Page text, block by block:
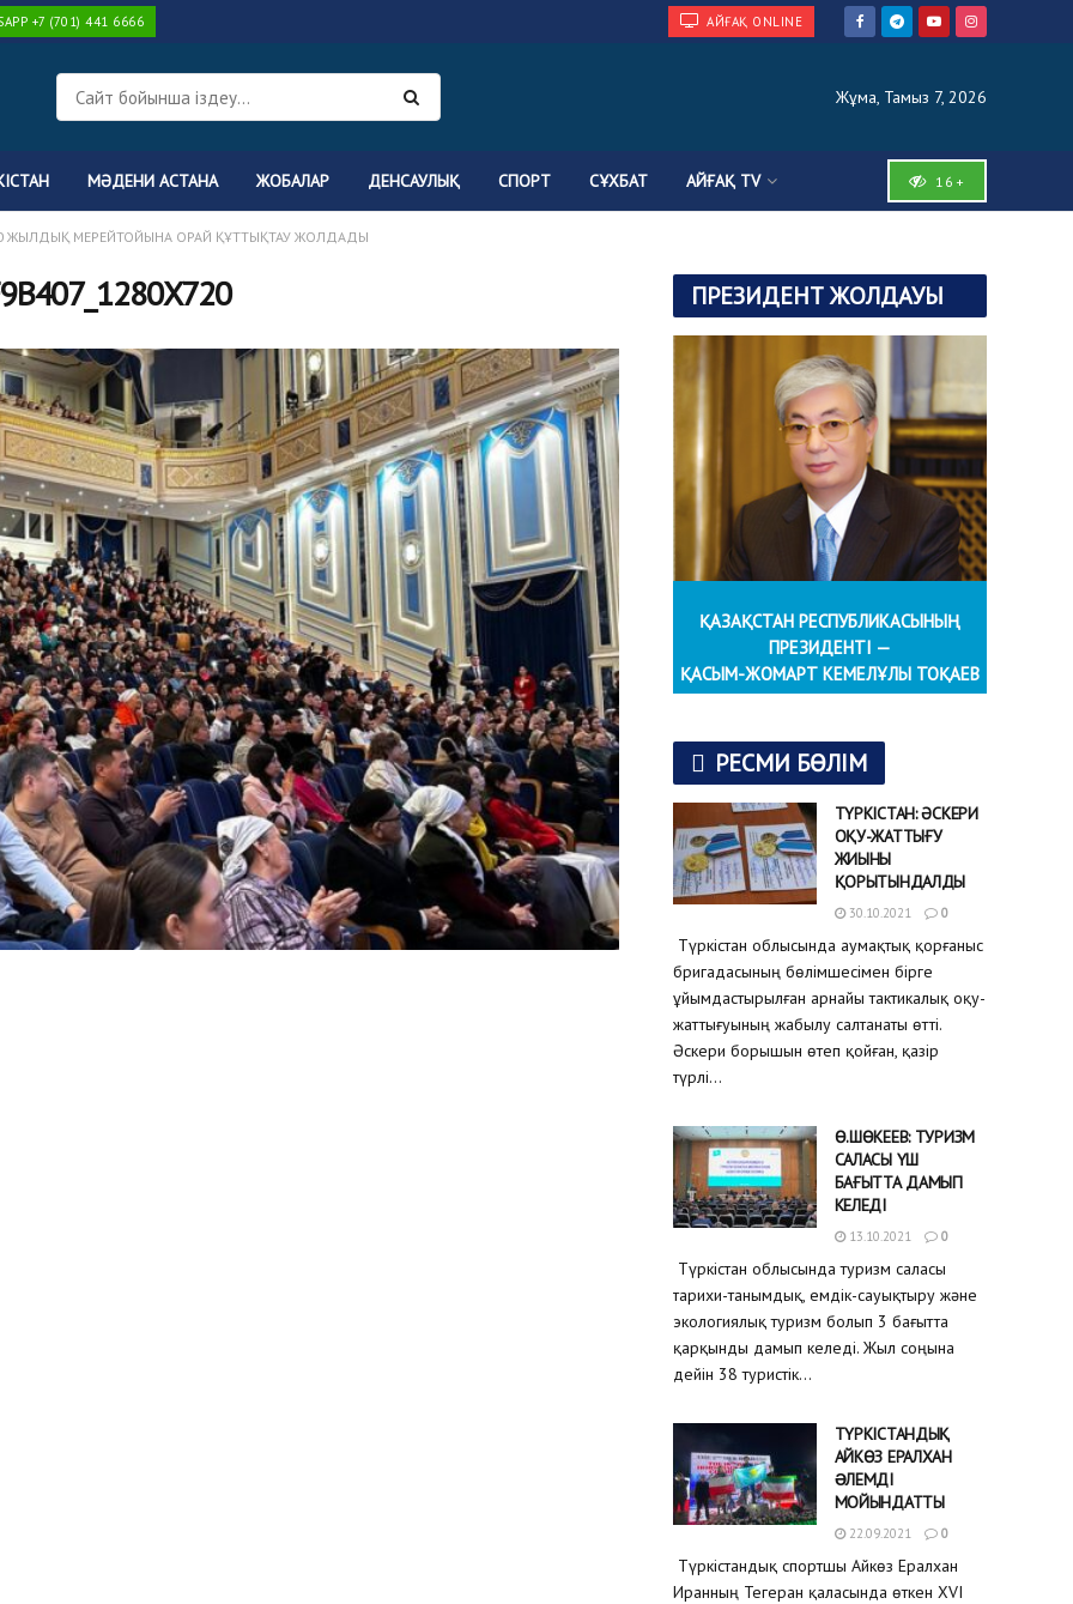
+7 (701) 441 6666 АЙҒАҚ ONLINE
Жұма, Тамыз 7, 2026
МӘДЕНИ АСТАНА ЖОБАЛАР ДЕНСАУЛЫҚ СПОРТ СҰХБАТ АЙҒАҚ TV 16+
ЖЫЛДЫҚ МЕРЕЙТОЙЫНА ОРАЙ ҚҰТТЫҚТАУ ЖОЛДАДЫ
ПРЕЗИДЕНТ ЖОЛДАУЫ
ҚАЗАҚСТАН РЕСПУБЛИКАСЫНЫҢ
ПРЕЗИДЕНТІ —
ҚАСЫМ-ЖОМАРТ КЕМЕЛҰЛЫ ТОҚАЕВ
РЕСМИ БӨЛІМ
ТҮРКІСТАН: ӘСКЕРИ
ОҚУ-ЖАТТЫҒУ
ЖИЫНЫ
ҚОРЫТЫНДАЛДЫ
30.10.2021 0
Түркістан облысында аумақтық қорғаныс
бригадасының бөлімшесімен бірге
ұйымдастырылған арнайы тактикалық оқу-
жаттығуының жабылу салтанаты өтті.
Әскери борышын өтеп қойған, қазір
түрлі...
Ө.ШӨКЕЕВ: ТУРИЗМ
САЛАСЫ ҮШ
БАҒЫТТА ДАМЫП
КЕЛЕДІ
13.10.2021 0
Түркістан облысында туризм саласы
тарихи-танымдық, емдік-сауықтыру және
экологиялық туризм болып 3 бағытта
қарқынды дамып келеді. Жыл соңына
дейін 38 туристік...
ТҮРКІСТАНДЫҚ
АЙКӨЗ ЕРАЛХАН
ƏЛЕМДІ
МОЙЫНДАТТЫ
22.09.2021 0
Түркістандық спортшы Айкөз Ералхан
Иранның Тегеран қаласында өткен XVI